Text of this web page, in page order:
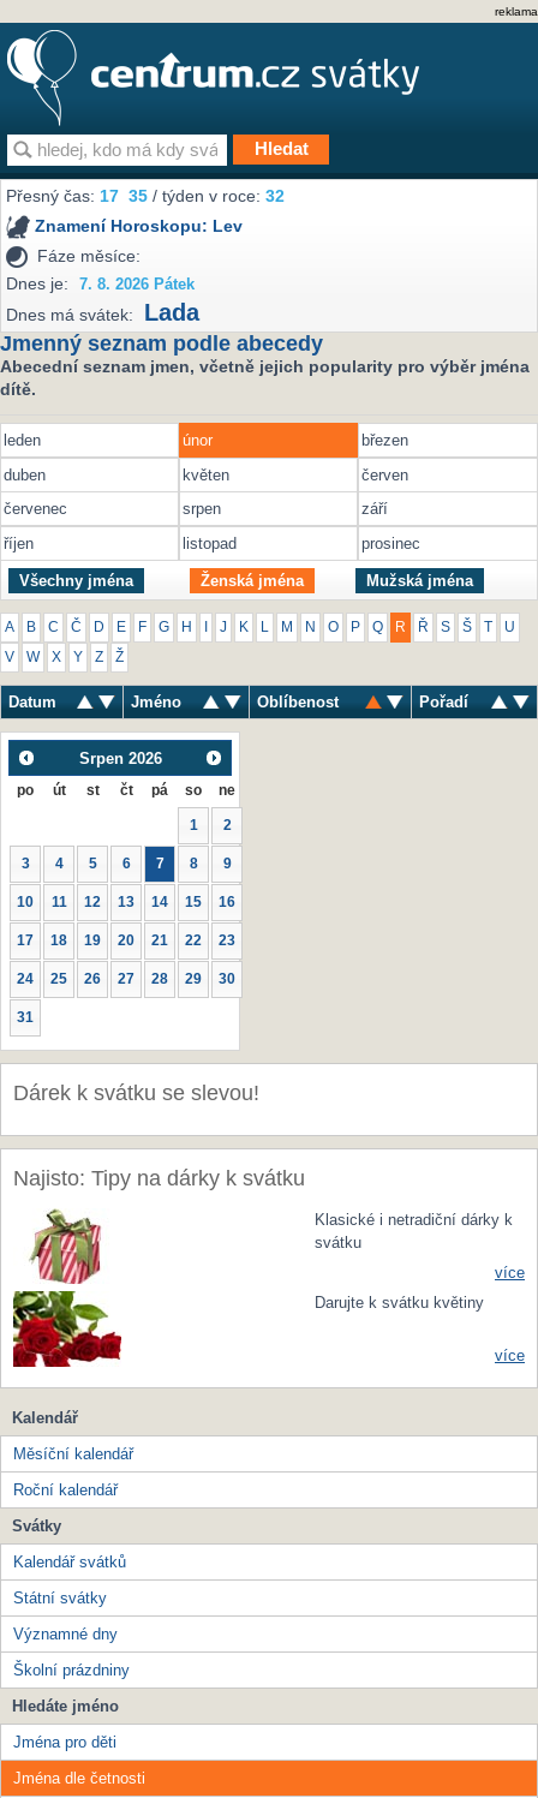
reklama
Přesný čas:17 35 / týden v roce:32
Znamení Horoskopu: Lev
Fáze měsíce:
Dnes je:
7. 8. 2026 Pátek
Dnes má svátek: Lada
Jmenný seznam podle abecedy
Abecední seznam jmen, včetně jejich popularity pro výběr jména
dítě.
leden únor
březen
duben
květen
červen
červenec
srpen
září
říjen
listopad prosinec
Všechny jména Ženská jména Mužská jména
A B C Č D E F G H J K M N O P Q R Ř S Š U
V W X Y Z Ž
Datum Jméno Oblíbenost Pořadí
Srpen 2026
po út st čt pá so ne
1 2
3 4 5 6 7 8 9
10 11 12 13 14 15 16
17 18 19 20 21 22 23
24 25 26 27 28 29 30
31
Dárek k svátku se slevou!
Najisto: Tipy na dárky k svátku
Klasické i netradiční dárky k
svátku
více
Darujte k svátku květiny
více
Kalendář
Měsíční kalendář
Roční kalendář
Svátky
Kalendář svátků
Státní svátky
Významné dny
Školní prázdniny
Hledáte jméno
Jména pro děti
Jména dle četnosti